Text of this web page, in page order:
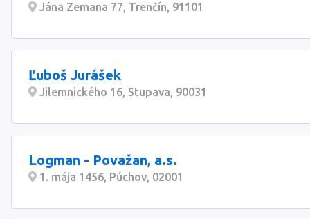
Jána Zemana 77, Trenčín, 91101
Ľuboš Jurášek
Jilemnického 16, Stupava, 90031
Logman - Považan, a.s.
1. mája 1456, Púchov, 02001